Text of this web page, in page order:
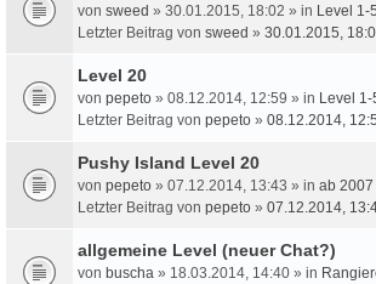
von sweed » 30.01.2015, 18:02 » in Level 1-
Letzter Beitrag von sweed » 30.01.2015,
Level 20
von pepeto » 08.12.2014, 12:59 » in Level 1-
Letzter Beitrag von pepeto » 08.12.2014,
Pushy Island Level 20
von pepeto » 07.12.2014, 13:43 » in ab 2007
Letzter Beitrag von pepeto » 07.12.2014,
allgemeine Level (neuer Chat?)
von buscha » 18.03.2014, 14:40 » in